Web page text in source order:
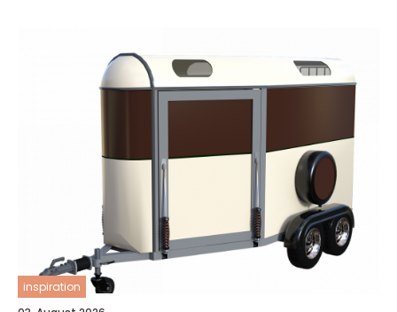
inspiration